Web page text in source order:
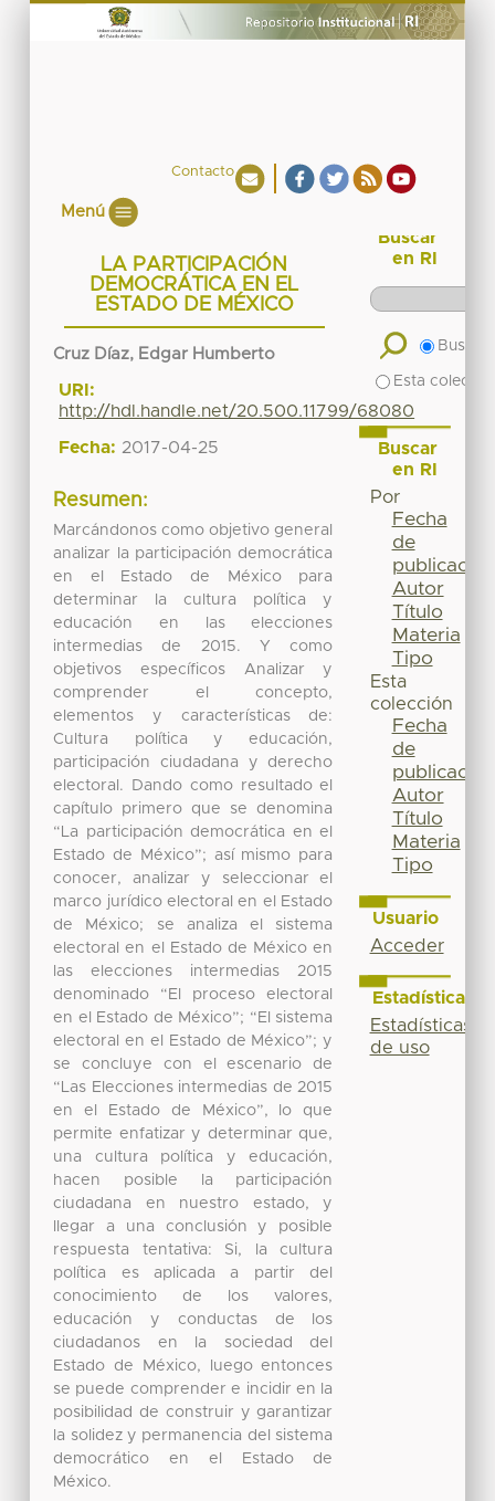
Contacto
Menú
LA PARTICIPACIÓN
DEMOCRÁTICA EN EL
ESTADO DE MÉXICO
Cruz Díaz, Edgar Humberto
URI:
http://hdl.handle.net/20.500.11799/68080
Fecha: 2017-04-25
Resumen:
Marcándonos como objetivo general
analizar la participación democrática
en el Estado de México para
determinar la cultura política y
educación en las elecciones
intermedias de 2015. Y como
objetivos específicos Analizar y
comprender el concepto,
elementos y características de:
Cultura política y educación,
participación ciudadana y derecho
electoral. Dando como resultado el
capítulo primero que se denomina
“La participación democrática en el
Estado de México”; así mismo para
conocer, analizar y seleccionar el
marco jurídico electoral en el Estado
de México; se analiza el sistema
electoral en el Estado de México en
las elecciones intermedias 2015
denominado “El proceso electoral
en el Estado de México”; “El sistema
electoral en el Estado de México”; y
se concluye con el escenario de
“Las Elecciones intermedias de 2015
en el Estado de México”, lo que
permite enfatizar y determinar que,
una cultura política y educación,
hacen posible la participación
ciudadana en nuestro estado, y
llegar a una conclusión y posible
respuesta tentativa: Si, la cultura
política es aplicada a partir del
conocimiento de los valores,
educación y conductas de los
ciudadanos en la sociedad del
Estado de México, luego entonces
se puede comprender e incidir en la
posibilidad de construir y garantizar
la solidez y permanencia del sistema
democrático en el Estado de
México.
Buscar
en RI
Buscar
Esta
Buscar
en RI
Por
Fecha
de
publicación
Autor
Título
Materia
Tipo
Esta
colección
Fecha
de
publicación
Autor
Título
Materia
Tipo
Usuario
Acceder
Estadísticas
Estadísticas
de uso